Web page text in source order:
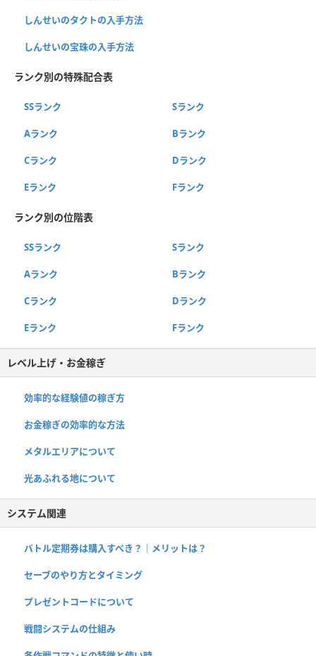
しんせいのタクトの入手方法
しんせいの宝珠の入手方法
ランク別の特殊配合表
SSランク Sランク
Aランク Bランク
Cランク Dランク
Eランク Fランク
ランク別の位階表
SSランク Sランク
Aランク Bランク
Cランク Dランク
Eランク Fランク
レベル上げ・お金稼ぎ
効率的な経験値の稼ぎ方
お金稼ぎの効率的な方法
メタルエリアについて
光あふれる地について
システム関連
バトル定期券は購入すべき？｜メリットは？
セーブのやり方とタイミング
プレゼントコードについて
戦闘システムの仕組み